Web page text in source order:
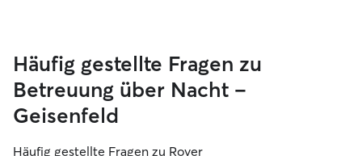
Häufig gestellte Fragen zu
Betreuung über Nacht –
Geisenfeld
Häufig gestellte Fragen zu Rover